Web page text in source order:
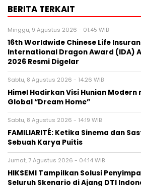
BERITA TERKAIT
Minggu, 9 Agustus 2026 - 01:45 WIB
16th Worldwide Chinese Life
International Dragon Award (IDA)
2026 Resmi Digelar
Sabtu, 8 Agustus 2026 - 14:26 WIB
Himel Hadirkan Visi Hunian
Global “Dream Home”
Sabtu, 8 Agustus 2026 - 14:19 WIB
FAMILIARITÉ: Ketika Sinema dan
Sebuah Karya Puitis
Jumat, 7 Agustus 2026 - 04:14 WIB
HIKSEMI Tampilkan Solusi
Seluruh Skenario di Ajang DTI